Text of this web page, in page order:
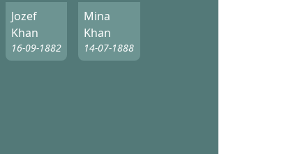
Jozef
Khan
16-09-1882
Mina
Khan
14-07-1888